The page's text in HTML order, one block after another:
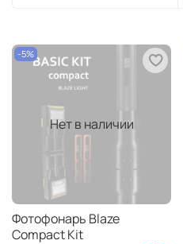
Нет в наличии
-5%
Фотофонарь Blaze
Compact Kit